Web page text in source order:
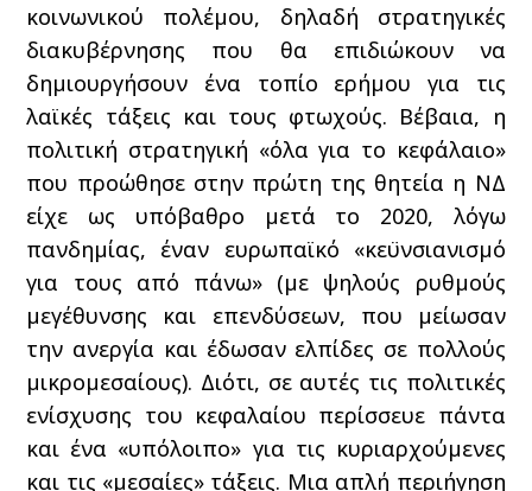
κοινωνικού πολέμου, δηλαδή στρατηγικές
διακυβέρνησης που θα επιδιώκουν να
δημιουργήσουν ένα τοπίο ερήμου για τις
λαϊκές τάξεις και τους φτωχούς. Βέβαια, η
πολιτική στρατηγική «όλα για το κεφάλαιο»
που προώθησε στην πρώτη της θητεία η ΝΔ
είχε ως υπόβαθρο μετά το 2020, λόγω
πανδημίας, έναν ευρωπαϊκό «κεϋνσιανισμό
για τους από πάνω» (με ψηλούς ρυθμούς
μεγέθυνσης και επενδύσεων, που μείωσαν
την ανεργία και έδωσαν ελπίδες σε πολλούς
μικρομεσαίους). Διότι, σε αυτές τις πολιτικές
ενίσχυσης του κεφαλαίου περίσσευε πάντα
και ένα «υπόλοιπο» για τις κυριαρχούμενες
και τις «μεσαίες» τάξεις. Μια απλή περιήγηση